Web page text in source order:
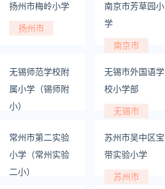
苏州市
扬州市梅岭小学
扬州市
南京市芳草园小
学
南京市
无锡师范学校附
属小学（锡师附
小）
无锡市外国语学
校小学部
无锡市
常州市第二实验
小学（常州实验
二小）
苏州市吴中区宝
带实验小学
苏州市